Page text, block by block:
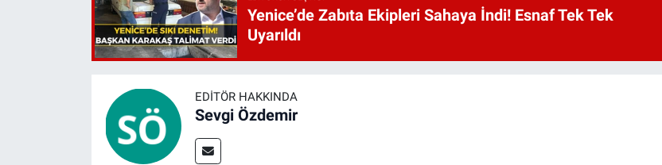
Yenice’de Zabıta Ekipleri Sahaya İndi! Esnaf Tek Tek
Uyarıldı
EDITÖR HAKKINDA
Sevgi Özdemir